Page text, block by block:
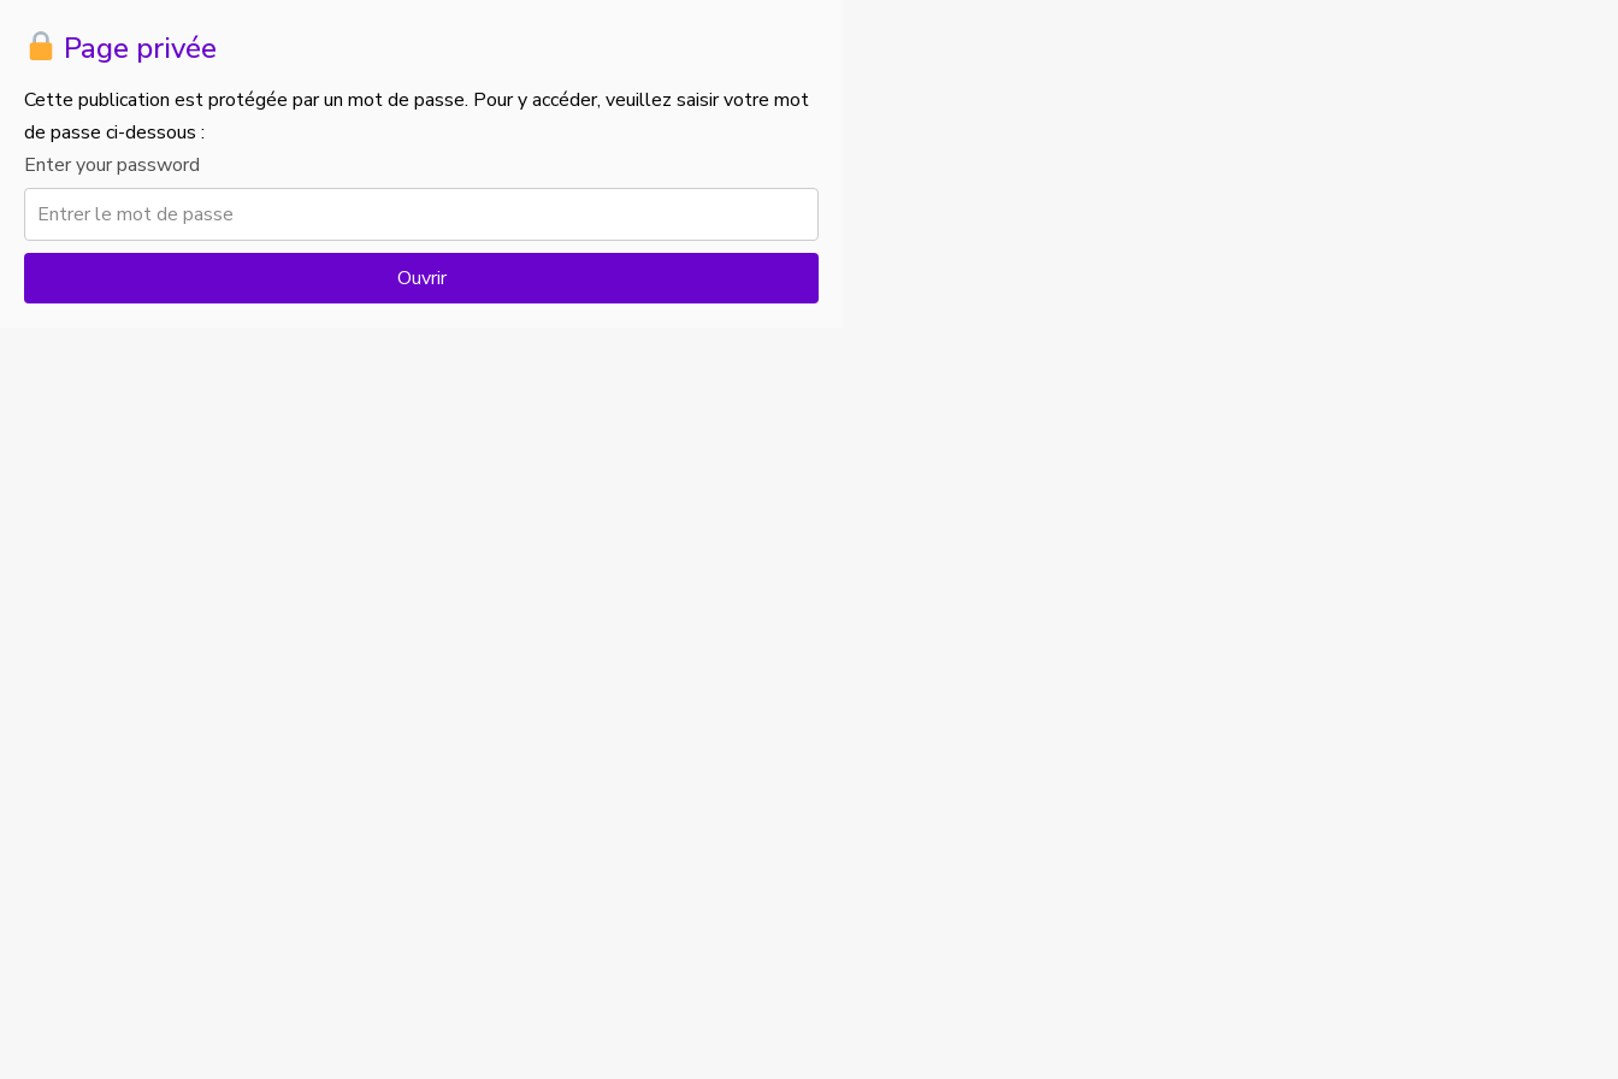
Page privée
Cette publication est protégée par un mot de passe. Pour y accéder, veuillez saisir votre mot
de passe ci-dessous :
Enter your password
Ouvrir